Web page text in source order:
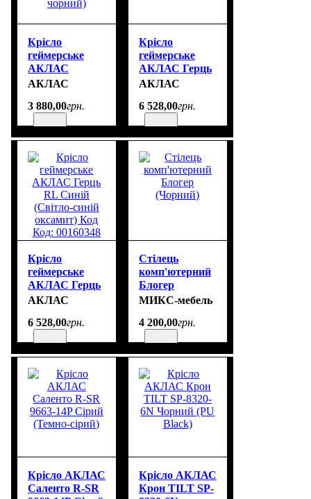
Крісло
геймерське
АКЛАС
Бешкет ANF
Чорний (PU-
АКЛАС
3 880,00грн.
Крісло
геймерське
АКЛАС Герць
RL Сірий
оксамит)
АКЛАС
6 528,00грн.
Крісло
геймерське
АКЛАС Герць
RL Синій
оксамит) Код
АКЛАС
6 528,00грн.
Стілець
комп'ютерний
Блогер
(Чорний)
МИКС-мебель
4 200,00грн.
Крісло АКЛАС
Саленто R-SR
Крісло АКЛАС
Крон TILT SP-